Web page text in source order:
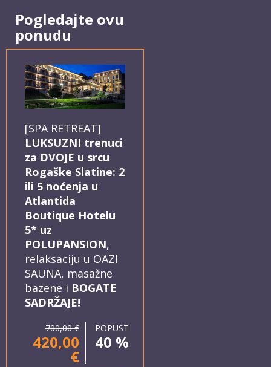
Pogledajte ovu
ponudu
[SPA RETREAT]
LUKSUZNI trenuci
za DVOJE u srcu
Rogaške Slatine: 2
ili 5 noćenja u
Atlantida
Boutique Hotelu
5* uz
POLUPANSION,
relaksaciju u OAZI
SAUNA, masažne
bazene i BOGATE
SADRŽAJE!
700,00 €
420,00
€
POPUST
40 %